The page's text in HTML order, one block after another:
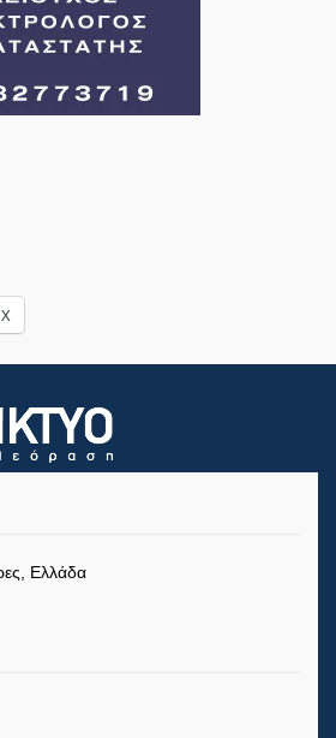
X
Ελλάδα